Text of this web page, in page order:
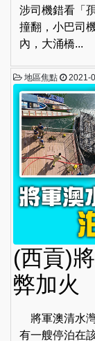
涉司機錯看「
撞翻，小巴司
內，大涌橋...
地區焦點 2021-
(西貢)
弊加火
將軍澳清水
有一艘停泊在